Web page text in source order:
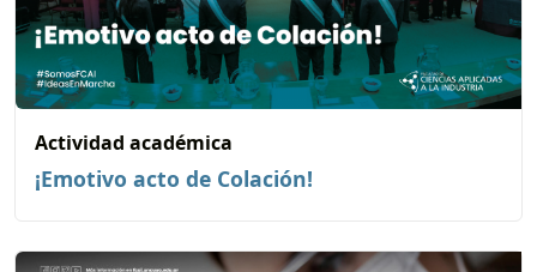
Actividad académica
¡Emotivo acto de Colación!